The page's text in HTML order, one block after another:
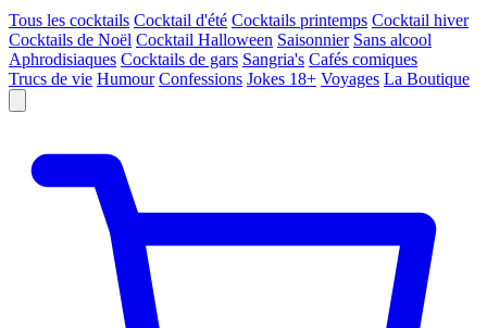
Tous les cocktails Cocktail d'été Cocktails printemps Cocktail hiver
Cocktails de Noël Cocktail Halloween Saisonnier Sans alcool
Aphrodisiaques Cocktails de gars Sangria's Cafés comiques
Trucs de vie Humour Confessions Jokes 18+ Voyages La Boutique